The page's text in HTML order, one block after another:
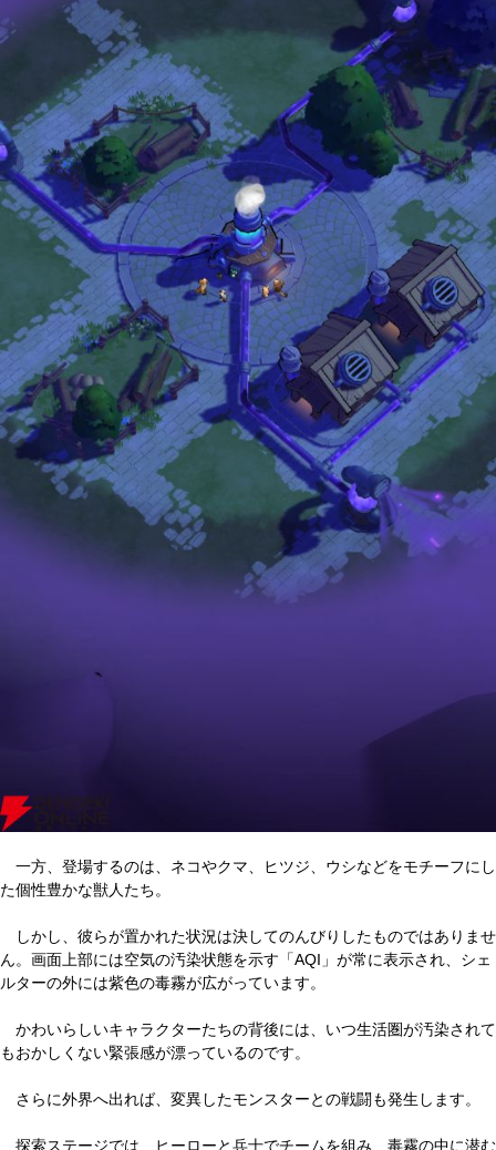
一方、登場するのは、ネコやクマ、ヒツジ、ウシなどをモチーフにし
た個性豊かな獣人たち。
しかし、彼らが置かれた状況は決してのんびりしたものではありませ
ん。画面上部には空気の汚染状態を示す「AQI」が常に表示され、シェ
ルターの外には紫色の毒霧が広がっています。
かわいらしいキャラクターたちの背後には、いつ生活圏が汚染されて
もおかしくない緊張感が漂っているのです。
さらに外界へ出れば、変異したモンスターとの戦闘も発生します。
探索ステージでは、ヒーローと兵士でチームを組み、毒霧の中に潜む